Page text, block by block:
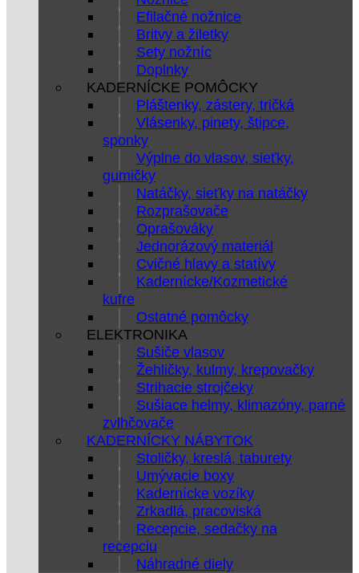
Efilačné nožnice
Britvy a žiletky
Sety nožníc
Doplnky
KADERNÍCKE POMÔCKY
Pláštenky, zástery, tričká
Vlásenky, pinety, štipce,
sponky
Výplne do vlasov, sieťky,
gumičky
Natáčky, sieťky na natáčky
Rozprašovače
Oprašováky
Jednorázový materiál
Cvičné hlavy a statívy
Kadernícke/Kozmetické
kufre
Ostatné pomôcky
ELEKTRONIKA
Sušiče vlasov
Žehličky, kulmy, krepovačky
Strihacie strojčeky
Sušiace helmy, klimazóny, parné
zvlhčovače
KADERNÍCKY NÁBYTOK
Stoličky, kreslá, taburety
Umývacie boxy
Kadernícke vozíky
Zrkadlá, pracoviská
Recepcie, sedačky na
recepciu
Náhradné diely